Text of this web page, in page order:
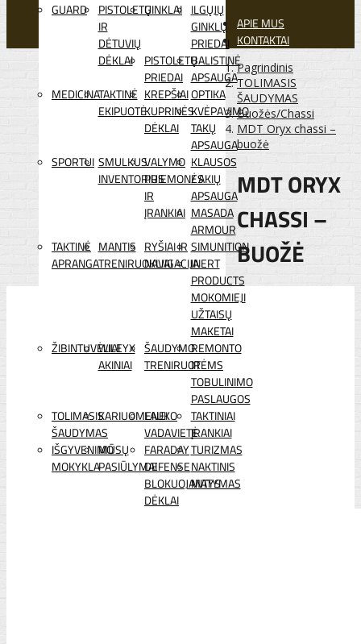
GUARD
PISTOLETŲ
IR
DĖTUVIŲ
DĖKLAI
GINKLAI ILGŲJŲ
GINKLŲ
PRIEDAI
PISTOLETŲ
PRIEDAI
BALISTINĖ
APSAUGA
MEDICINATAKTINĖ
EKIPUOTĖ
KREPŠIAI
KUPRINĖS
DĖKLAI
OPTIKA
KVĖPAVIMO
TAKŲ
APSAUGA
SPORTUI SMULKUS
INVENTORIUS
VALYMO
PRIEMONĖS
IR
ĮRANKIAI
KLAUSOS
/ AKIŲ
APSAUGA
MASADA
ARMOUR
TAKTINĖ
APRANGA
MANTIS
TRENIRUOKLIAI
RYŠIAI IR
NAVIGACIJA
SIMUNITION
INERT
PRODUCTS
MOKOMIEJI
UŽTAISŲ
MAKETAI
ŽIBINTUVĖLIAI
WILEYX
AKINIAI
ŠAUDYMO
TRENIRUOTĖMS
REMONTO
IR
TOBULINIMO
PASLAUGOS
TOLIMASIS
ŠAUDYMAS
KARIUOMENEI
LAUKO
VADAVIETĖ
TAKTINIAI
ĮRANKIAI
IŠGYVENIMO
MOKYKLA
MŪSŲ
PASIŪLYMAI
FARADAY
DEFENSE
BLOKUOJANTYS
DĖKLAI
TURIZMAS
NAKTINIS
MATYMAS
APIE MUS
KONTAKTAI
Pagrindinis
TOLIMASIS
ŠAUDYMAS
Buožės/Chassi
MDT Oryx chassi –
buožė
MDT ORYX
CHASSI –
BUOŽĖ